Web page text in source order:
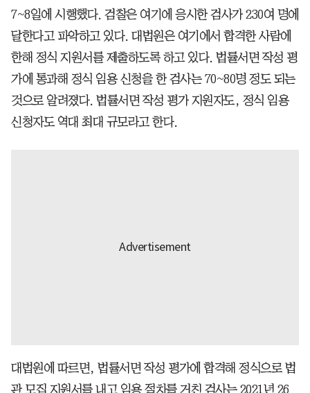
7~8일에 시행했다. 검찰은 여기에 응시한 검사가 230여 명에
달한다고 파악하고 있다. 대법원은 여기에서 합격한 사람에
한해 정식 지원서를 제출하도록 하고 있다. 법률서면 작성 평
가에 통과해 정식 임용 신청을 한 검사는 70~80명 정도 되는
것으로 알려졌다. 법률서면 작성 평가 지원자도, 정식 임용
신청자도 역대 최대 규모라고 한다.
대법원에 따르면, 법률서면 작성 평가에 합격해 정식으로 법
관 모집 지원서를 내고 임용 절차를 거친 검사는 2021년 26